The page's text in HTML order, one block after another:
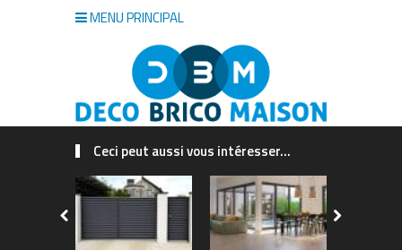
MENU PRINCIPAL
Ceci peut aussi vous intéresser...